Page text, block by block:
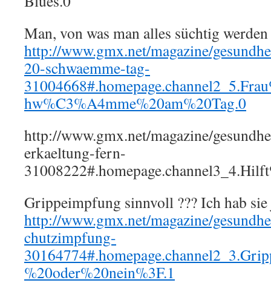
Man, von was man alles süchtig
http://www.gmx.net/magazine/
20-schwaemme-tag-
hw%C3%A4mme%20am%20Tag.0
http://www.gmx.net/magazine/
erkaeltung-fern-
Grippeimpfung sinnvoll ??? Ich hab
http://www.gmx.net/magazine/
chutzimpfung-
%20oder%20nein%3F.1